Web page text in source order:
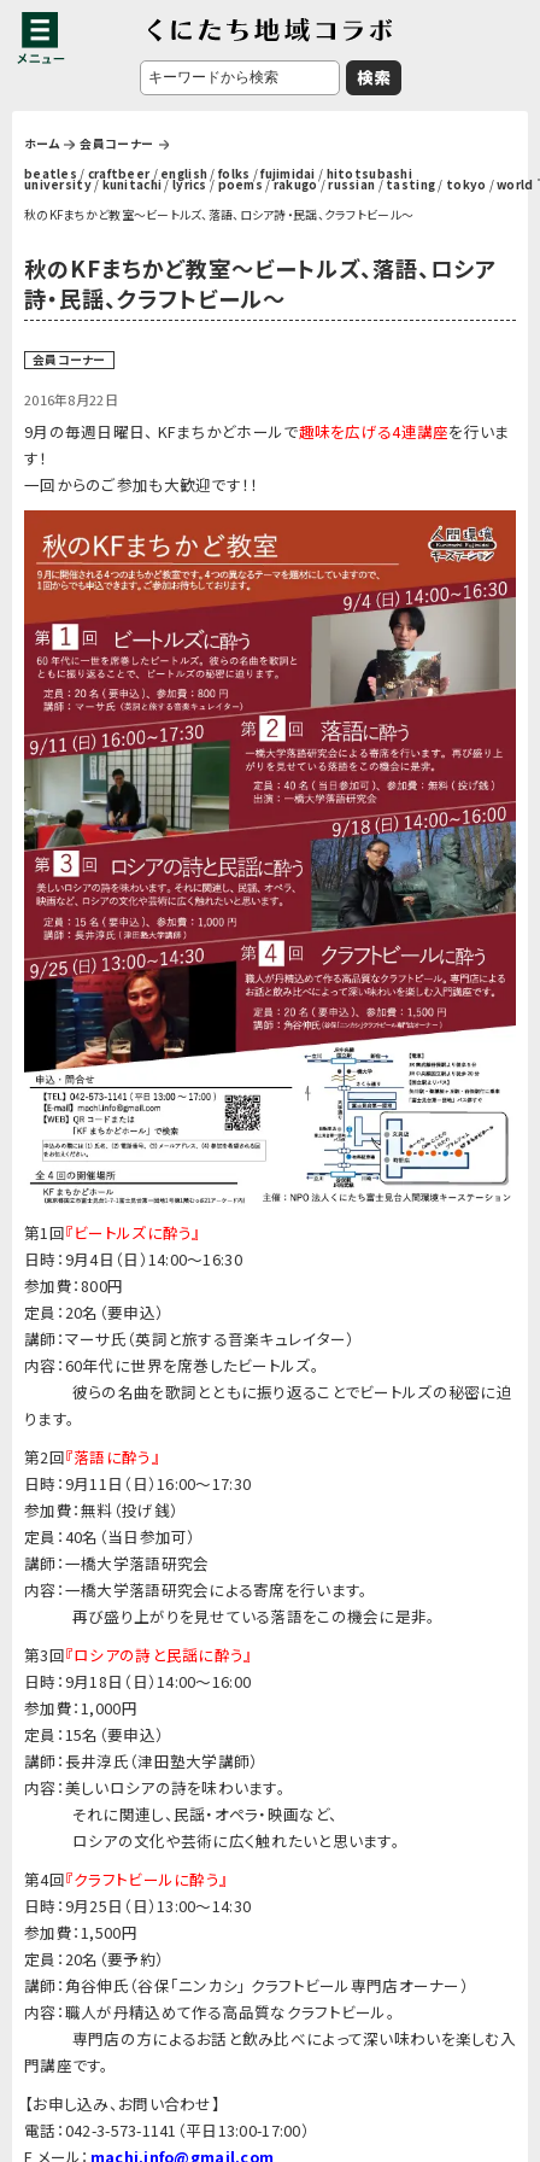
ホーム
会員コーナー
beatles / craftbeer/ english / folks /fujimidai / hitotsubashi
university/kunitachi/lyrics/ poems/rakugo/russian/tasting / tokyo /world
秋のKFまちかど教室～ビートルズ、落語、ロシア詩・民謡、クラフトビール～
秋のKFまちかど教室～ビートルズ、落語、ロシア
詩・民謡、クラフトビール～
会員コーナー
2016年8月22日
9月の毎週日曜日、 KFまちかどホールで趣味を広げる4連講座を行いま
す！
一回からのご参加も大歓迎です！！
第1回『ビートルズに酔う』
日時：9月4日（日）14:00～16:30
参加費：800円
定員：20名（要申込）
講師：マーサ氏（英詞と旅する音楽キュレイター）
内容：60年代に世界を席巻したビートルズ。
彼らの名曲を歌詞とともに振り返ることでビートルズの秘密に迫
ります。
第2回『落語に酔う』
日時：9月11日（日）16:00～17:30
参加費：無料（投げ銭）
定員：40名（当日参加可）
講師：一橋大学落語研究会
内容：一橋大学落語研究会による寄席を行います。
再び盛り上がりを見せている落語をこの機会に是非。
第3回『ロシアの詩と民謡に酔う』
日時：9月18日（日）14:00～16:00
参加費：1,000円
定員：15名（要申込）
講師：長井淳氏（津田塾大学講師）
内容：美しいロシアの詩を味わいます。
それに関連し、民謡・オペラ・映画など、
ロシアの文化や芸術に広く触れたいと思います。
第4回『クラフトビールに酔う』
日時：9月25日（日）13:00～14:30
参加費：1,500円
定員：20名（要予約）
講師：角谷伸氏（谷保「ニンカシ」 クラフトビール専門店オーナー）
内容：職人が丹精込めて作る高品質なクラフトビール。
専門店の方によるお話と飲み比べによって深い味わいを楽しむ入
門講座です。
【お申し込み、お問い合わせ】
電話：042-3-573-1141（平日13:00-17:00）
E メール： machi.info@gmail.com